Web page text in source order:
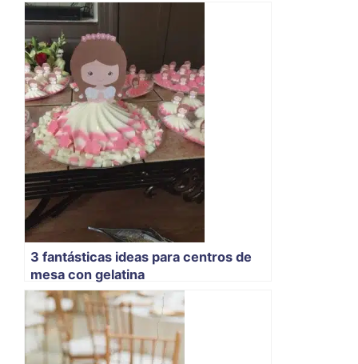
3 fantásticas ideas para centros de
mesa con gelatina